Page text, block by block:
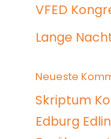
VFED
Lange
Neueste
Skriptum
Edburg